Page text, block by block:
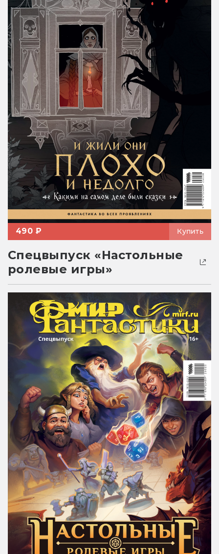
490 ₽ Купить
Спецвыпуск «Настольные
ролевые игры»